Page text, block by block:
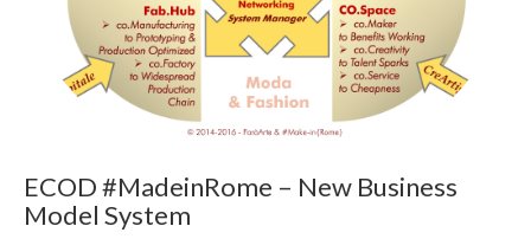
ECOD #MadeinRome – New Business
Model System